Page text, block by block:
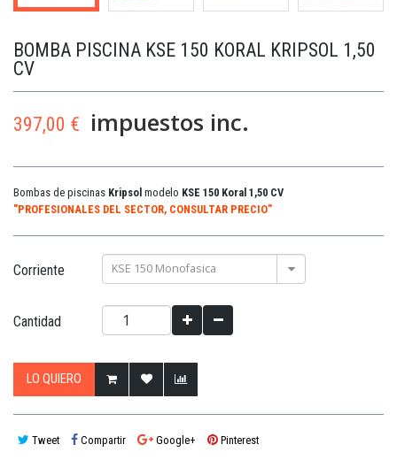
BOMBA PISCINA KSE 150 KORAL KRIPSOL 1,50
CV
397,00 € impuestos inc.
Bombas de piscinas Kripsol modelo KSE 150 Koral 1,50 CV
"PROFESIONALES DEL SECTOR, CONSULTAR PRECIO"
Corriente KSE 150 Monofasica
Cantidad
LO QUIERO
Tweet Compartir Google+ Pinterest